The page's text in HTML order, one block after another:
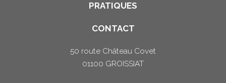
PRATIQUES
CONTACT
50 route Château Covet
01100 GROISSIAT